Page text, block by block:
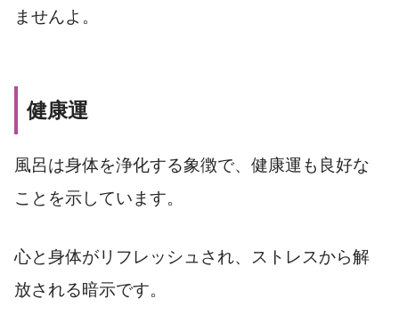
ませんよ。
健康運
風呂は身体を浄化する象徴で、健康運も良好な
ことを示しています。
心と身体がリフレッシュされ、ストレスから解
放される暗示です。